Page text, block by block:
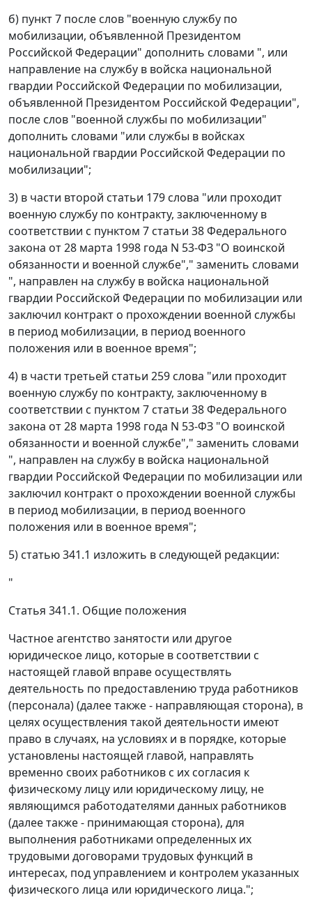
б) пункт 7 после слов "военную службу по
мобилизации, объявленной Президентом
Российской Федерации" дополнить словами ", или
направление на службу в войска национальной
гвардии Российской Федерации по мобилизации,
объявленной Президентом Российской Федерации",
после слов "военной службы по мобилизации"
дополнить словами "или службы в войсках
национальной гвардии Российской Федерации по
мобилизации";
3) в части второй статьи 179 слова "или проходит
военную службу по контракту, заключенному в
соответствии с пунктом 7 статьи 38 Федерального
закона от 28 марта 1998 года N 53-ФЗ "О воинской
обязанности и военной службе"," заменить словами
", направлен на службу в войска национальной
гвардии Российской Федерации по мобилизации или
заключил контракт о прохождении военной службы
в период мобилизации, в период военного
положения или в военное время";
4) в части третьей статьи 259 слова "или проходит
военную службу по контракту, заключенному в
соответствии с пунктом 7 статьи 38 Федерального
закона от 28 марта 1998 года N 53-ФЗ "О воинской
обязанности и военной службе"," заменить словами
", направлен на службу в войска национальной
гвардии Российской Федерации по мобилизации или
заключил контракт о прохождении военной службы
в период мобилизации, в период военного
положения или в военное время";
5) статью 341.1 изложить в следующей редакции:
"
Статья 341.1. Общие положения
Частное агентство занятости или другое
юридическое лицо, которые в соответствии с
настоящей главой вправе осуществлять
деятельность по предоставлению труда работников
(персонала) (далее также - направляющая сторона), в
целях осуществления такой деятельности имеют
право в случаях, на условиях и в порядке, которые
установлены настоящей главой, направлять
временно своих работников с их согласия к
физическому лицу или юридическому лицу, не
являющимся работодателями данных работников
(далее также - принимающая сторона), для
выполнения работниками определенных их
трудовыми договорами трудовых функций в
интересах, под управлением и контролем указанных
физического лица или юридического лица.";